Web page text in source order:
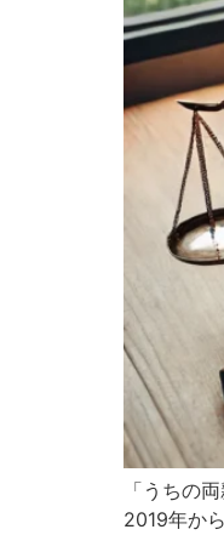
「うちの
2019年か